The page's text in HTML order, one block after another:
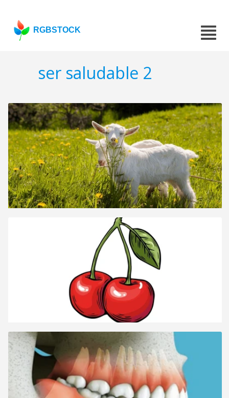
RGBSTOCK
ser saludable 2